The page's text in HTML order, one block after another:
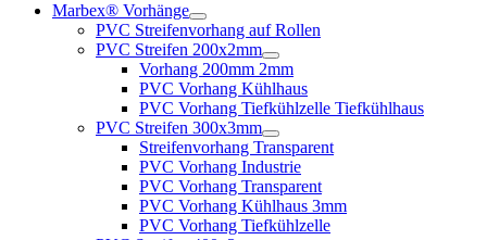
Marbex® Vorhänge
PVC Streifenvorhang auf Rollen
PVC Streifen 200x2mm
Vorhang 200mm 2mm
PVC Vorhang Kühlhaus
PVC Vorhang Tiefkühlzelle Tiefkühlhaus
PVC Streifen 300x3mm
Streifenvorhang Transparent
PVC Vorhang Industrie
PVC Vorhang Transparent
PVC Vorhang Kühlhaus 3mm
PVC Vorhang Tiefkühlzelle